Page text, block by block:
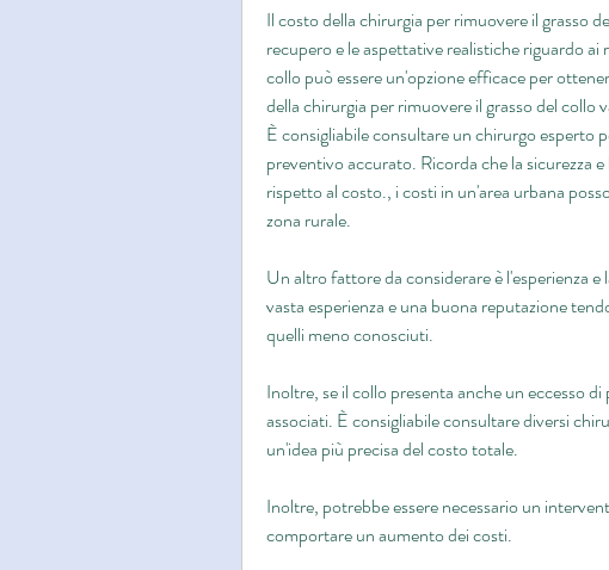
Il costo della chirurgia per rimuovere il grasso
recupero e le aspettative realistiche riguardo
collo può essere un'opzione efficace per
della chirurgia per rimuovere il grasso del
È consigliabile consultare un chirurgo esperto
preventivo accurato. Ricorda che la sicurezza
rispetto al costo., i costi in un'area urbana
zona rurale.
Un altro fattore da considerare è l'esperienza
vasta esperienza e una buona reputazione
quelli meno conosciuti.
Inoltre, se il collo presenta anche un eccesso
associati. È consigliabile consultare diversi
un'idea più precisa del costo totale.
Inoltre, potrebbe essere necessario un
comportare un aumento dei costi.